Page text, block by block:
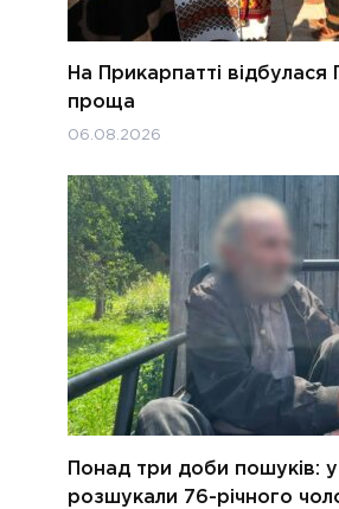
На Прикарпатті відбулася
проща
06.08.2026
Понад три доби пошуків: у
розшукали 76-річного